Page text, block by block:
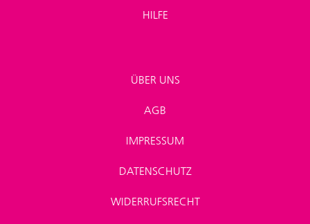
HILFE
ÜBER UNS
AGB
IMPRESSUM
DATENSCHUTZ
WIDERRUFSRECHT